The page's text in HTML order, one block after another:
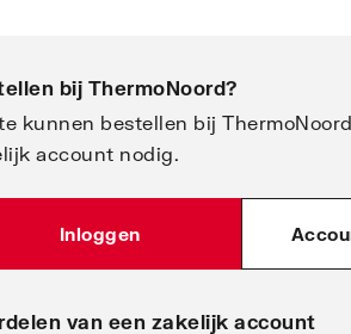
bij ThermoNoord?
kunnen bestellen bij
account nodig.
Inloggen
van een zakelijk account